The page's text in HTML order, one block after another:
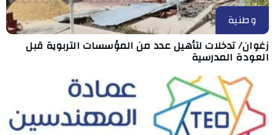
وطنية
زغوان/ تدخلات لتأهيل عدد من المؤسسات التربوية قبل
العودة المدرسية